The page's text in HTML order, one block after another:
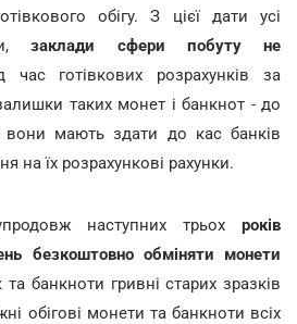
обігу. З цієї дати усі
заклади сфери побуту не
час готівкових розрахунків за
таких монет і банкнот - до
мають здати до кас банків
на їх розрахункові рахунки.
наступних трьох років
безкоштовно обміняти монети
банкноти гривні старих зразків
обігові монети та банкноти всіх